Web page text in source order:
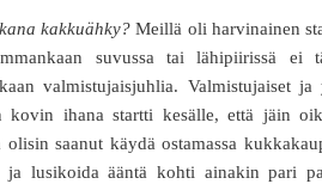
kakkuähky? Meillä oli harvinainen
suvussa tai lähipiirissä ei
valmistujaisjuhlia. Valmistujaiset ja
kovin ihana startti kesälle, että jäin
olisin saanut käydä ostamassa
ja lusikoida ääntä kohti ainakin pari